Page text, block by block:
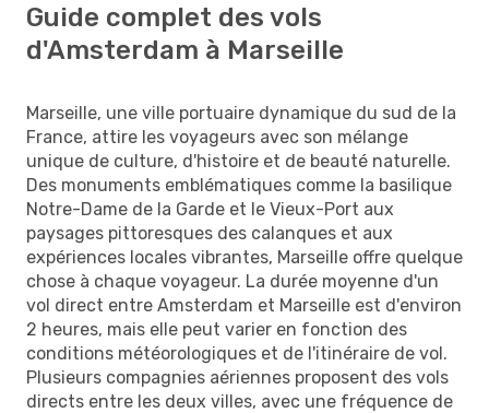
Guide complet des vols
d'Amsterdam à Marseille
Marseille, une ville portuaire dynamique du sud de la
France, attire les voyageurs avec son mélange
unique de culture, d'histoire et de beauté naturelle.
Des monuments emblématiques comme la basilique
Notre-Dame de la Garde et le Vieux-Port aux
paysages pittoresques des calanques et aux
expériences locales vibrantes, Marseille offre quelque
chose à chaque voyageur. La durée moyenne d'un
vol direct entre Amsterdam et Marseille est d'environ
2 heures, mais elle peut varier en fonction des
conditions météorologiques et de l'itinéraire de vol.
Plusieurs compagnies aériennes proposent des vols
directs entre les deux villes, avec une fréquence de